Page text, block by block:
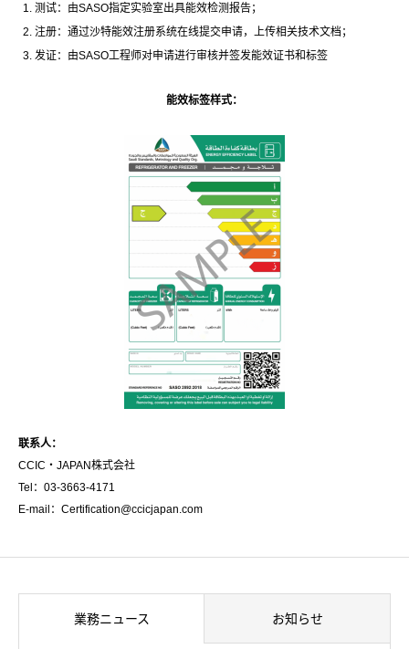
测试：由SASO指定实验室出具能效检测报告；
注册：通过沙特能效注册系统在线提交申请，上传相关技术文档；
发证：由SASO工程师对申请进行审核并签发能效证书和标签
能效标签样式：
联系人：
CCIC・JAPAN株式会社
Tel：03-3663-4171
E-mail：Certification@ccicjapan.com
業務ニュース お知らせ